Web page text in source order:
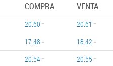
COMPRA VENTA
20.60
20.61
17.48
18.42
20.54
20.55